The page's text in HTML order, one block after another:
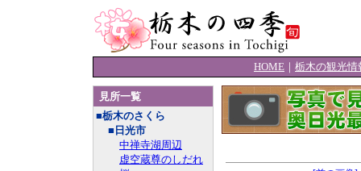
HOME ｜ 栃木の観光情
見所一覧
■栃木のさくら
■日光市
中禅寺湖周辺
虚空蔵尊のしだれ